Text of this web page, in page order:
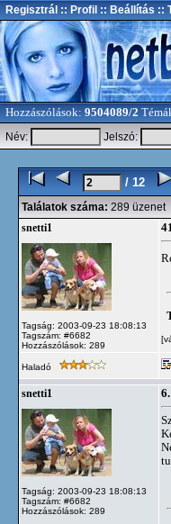
Regisztrál :: Profil :: Beállítás ::
Hozzászólások: 9504089/2
Név:
Jelszó:
/ 12
Találatok száma: 289 üzenet
snetti1
Tagság: 2003-09-23 18:08:13
Tagszám: #6682
Hozzászólások: 289
Haladó
snetti1
Tagság: 2003-09-23 18:08:13
Tagszám: #6682
Hozzászólások: 289
6.